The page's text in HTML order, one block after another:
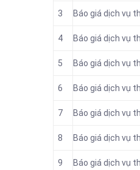
3 Báo giá dịch vụ
4 Báo giá dịch vụ
5 ‎Báo giá dịch vụ
6 Báo giá dịch vụ
7 Báo giá dịch vụ
8 Báo giá dịch vụ
9 Báo giá dịch vụ